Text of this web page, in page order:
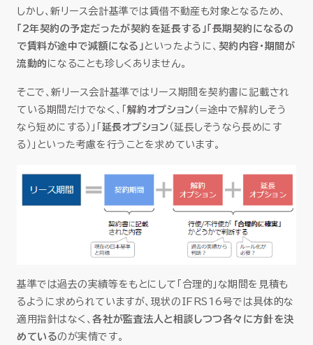
しかし、新リース会計基準では賃借不動産も対象となるため、
「2年契約の予定だったが契約を延長する」「長期契約になるの
で賃料が途中で減額になる」 といったように、 契約内容・期間が
流動的 になることも珍しくありません。
そこで、新リース会計基準ではリース期間を契約書に記載され
ている期間だけでなく、「 解約オプション （=途中で解約しそう
なら短めにする）」「 延長オプション （延長しそうなら長めにす
る）」といった考慮を行うことを求めています。
基準では過去の実績等をもとにして「合理的」な期間を見積も
るように求められていますが、現状のIFRS16号では具体的な
適用指針はなく、各社が監査法人と相談しつつ各々に方針を決
めているのが実情です。